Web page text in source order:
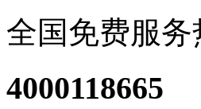
全国免费服务
4000118665